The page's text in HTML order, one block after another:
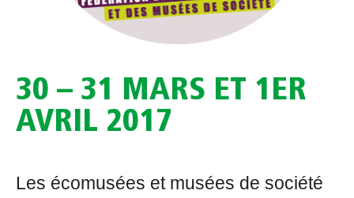
30 – 31 MARS ET 1ER
AVRIL 2017
Les écomusées et musées de société